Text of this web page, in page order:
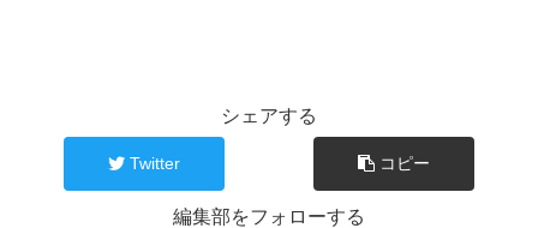
シェアする
Twitter コピー
編集部をフォローする